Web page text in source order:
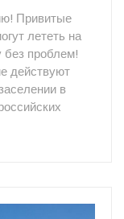
Привитые
лететь на
без проблем!
действуют
в